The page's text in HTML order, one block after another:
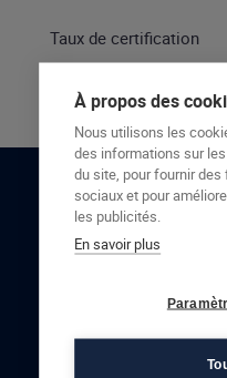
Taux de certification
À propos des
Nous utilisons les
des informations sur
du site, pour fournir
sociaux et pour
les publicités.
En savoir plus